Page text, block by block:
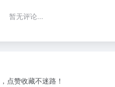
暂无评论...
点赞收藏不迷路！